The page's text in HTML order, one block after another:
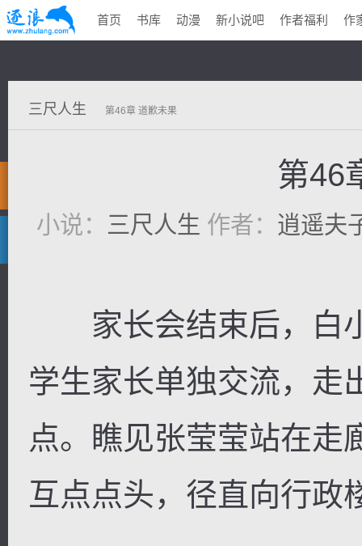
逐浪小说
首页 书库 动漫 新小说吧 作者福利 作
三尺人生 第46章 道歉未果
第46
小说： 三尺人生 作者： 逍遥夫
家长会结束后，白
学生家长单独交流，走
点。瞧见张莹莹站在走
互点点头，径直向行政